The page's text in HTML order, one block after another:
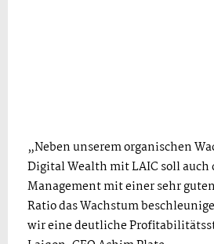
„Neben unserem organischen
Digital Wealth mit LAIC soll auch
Management mit einer sehr
Ratio das Wachstum
wir eine deutliche